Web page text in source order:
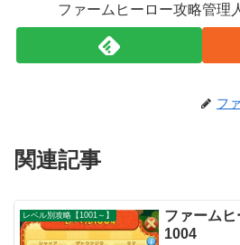
ファームヒーロー攻略管理
フ
関連記事
レベル別攻略【1001～】
ファーム
1004